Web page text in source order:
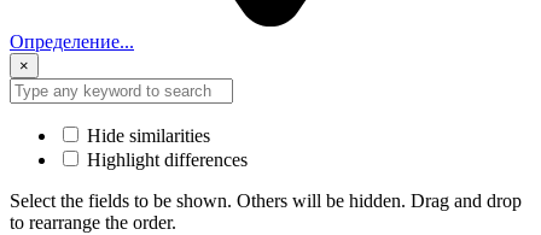
Определение...
×
Hide similarities
Highlight differences
Select the fields to be shown. Others will be hidden. Drag and drop
to rearrange the order.